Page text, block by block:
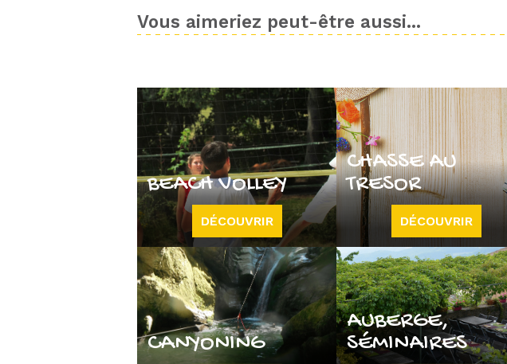
Vous aimeriez peut-être aussi...
BEACH VOLLEY
DÉCOUVRIR
CHASSE AU
TRESOR
DÉCOUVRIR
CANYONING
AUBERGE,
SÉMINAIRES